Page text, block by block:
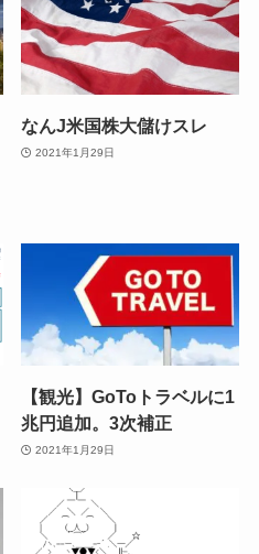
なんJ米国株大儲けスレ
2021年1月29日
【観光】GoToトラベルに1
兆円追加。3次補正
2021年1月29日